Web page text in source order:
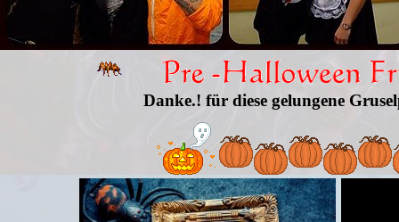
Danke.! für diese gelungene